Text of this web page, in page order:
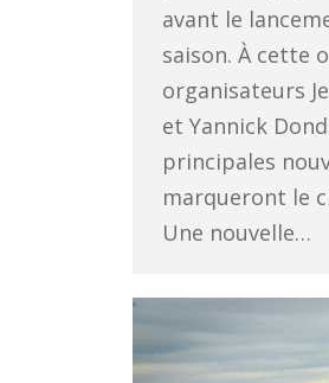
avant le
saison. À cette
organisateurs
et Yannick
principales
marqueront le
Une nouvelle…